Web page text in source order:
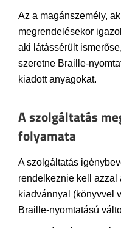
Az a magánszemély,
megrendelésekor
aki látássérült
szeretne Braille-
kiadott anyagokat.
A szolgáltatás
folyamata
A szolgáltatás
rendelkeznie kell azzal
kiadvánnyal (könyvvel
Braille-nyomtatású